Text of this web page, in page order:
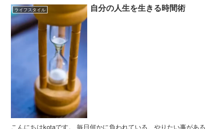
k
k
ライフスタイル 自分の人生を生きる時間術
こんにちはkotaです。 毎日何かに負われている、やりたい事がある